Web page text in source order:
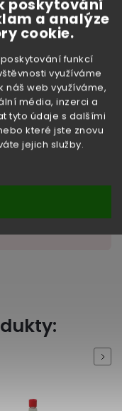
poskytování
a analýze
cookie.
funkcí
využíváme
náš web využíváme,
média, inzerci a
tyto údaje s dalšími
které jste znovu
jejich služby.
Next